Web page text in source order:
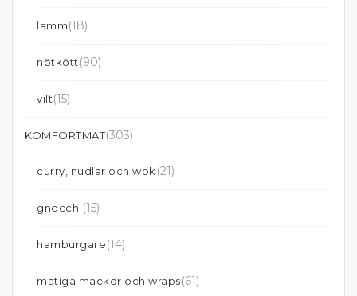
lamm(18)
nötkött(90)
vilt(15)
KOMFORTMAT(303)
curry, nudlar och wok(21)
gnocchi(15)
hamburgare(14)
matiga mackor och wraps(61)